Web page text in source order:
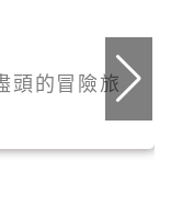
頭的冒險旅